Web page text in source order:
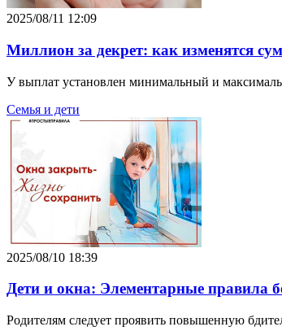
2025/08/11 12:09
Миллион за декрет: как изменятся
У выплат установлен минимальный и
Семья и дети
2025/08/10 18:39
Дети и окна: Элементарные правила
Родителям следует проявить повышенную